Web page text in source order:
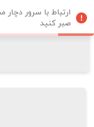
ارتباط با سرور
صبر کنید